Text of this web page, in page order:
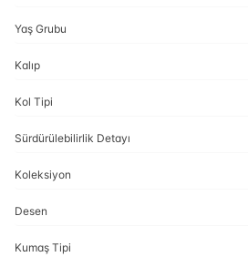
Yaş Grubu
Kalıp
Kol Tipi
Sürdürülebilirlik Detayı
Koleksiyon
Desen
Kumaş Tipi